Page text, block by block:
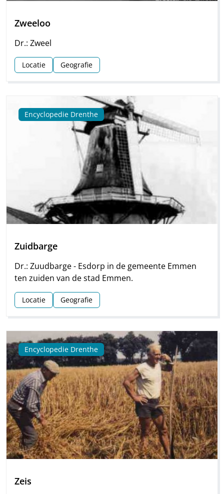
Zweeloo
Dr.: Zweel
Locatie Geografie
Encyclopedie Drenthe
Zuidbarge
Dr.: Zuudbarge - Esdorp in de gemeente Emmen
ten zuiden van de stad Emmen.
Locatie Geografie
Encyclopedie Drenthe
Zeis